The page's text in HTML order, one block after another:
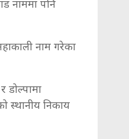
नाममा पनि
नाम गरेका
डोल्पामा
स्थानीय निकाय